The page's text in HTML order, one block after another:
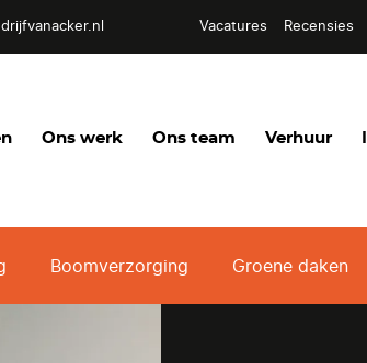
Vacatures Recensies
Ons werk Ons team Verhuur
Boomverzorging Groene daken